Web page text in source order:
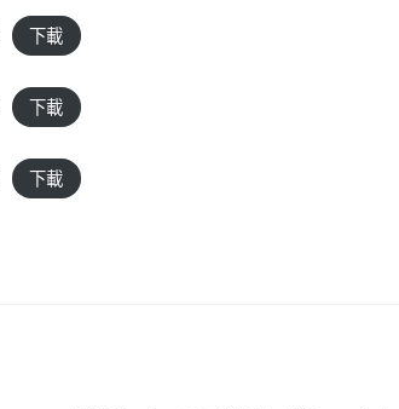
下載
下載
下載